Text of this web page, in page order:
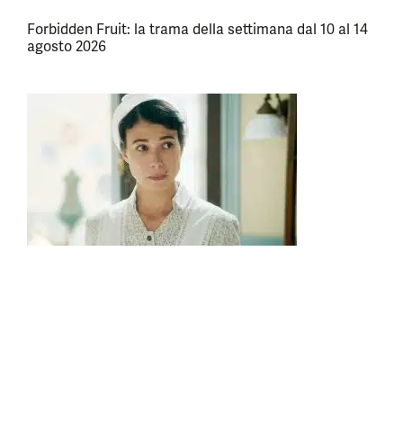
Forbidden Fruit: la trama della settimana dal 10 al 14
agosto 2026